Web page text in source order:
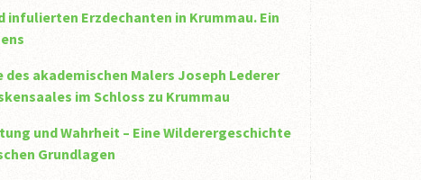
infulierten Erzdechanten in Krummau. Ein
des akademischen Malers Joseph Lederer
im Schloss zu Krummau
und Wahrheit – Eine Wilderergeschichte
Grundlagen